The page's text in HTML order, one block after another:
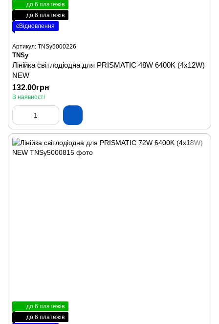
до 6 платежів
до 6 платежів
єВідновлення
Артикул: TNSy5000226
TNSy
Лінійка світлодіодна для PRISMATIC 48W 6400K (4х12W)
NEW
132.00грн
В наявності
до 6 платежів
до 6 платежів